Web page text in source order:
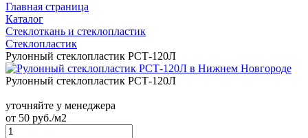
Главная страница
Каталог
Стеклоткань и стеклопластик
Стеклопластик
Рулонный стеклопластик РСТ-120Л
Рулонный стеклопластик РСТ-120Л
уточняйте у менеджера
от 50 руб./м2